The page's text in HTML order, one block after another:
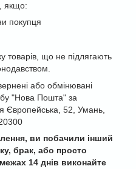
якщо:
покупця
товарів, що не підлягають
або обмінювані
"Нова Пошта" за
Європейська, 52, Умань,
ви побачили інший
брак, або просто
14 днів виконайте